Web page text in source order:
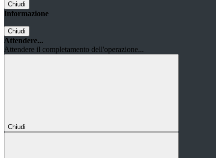
Chiudi
Informazione
Chiudi
Attendere...
Attendere il completamento dell'operazione...
Chiudi